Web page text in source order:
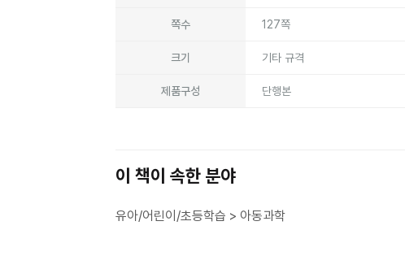
쪽수 127쪽
크기 기타 규격
제품구성 단행본
이 책이 속한 분야
유아/어린이/초등학습 > 아동과학